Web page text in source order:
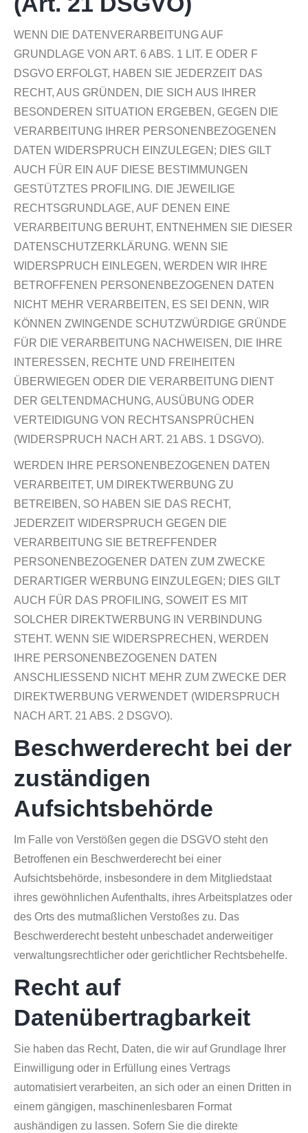
WENN DIE DATENVERARBEITUNG AUF
GRUNDLAGE VON ART. 6 ABS. 1 LIT. E ODER F
DSGVO ERFOLGT, HABEN SIE JEDERZEIT DAS
RECHT, AUS GRÜNDEN, DIE SICH AUS IHRER
BESONDEREN SITUATION ERGEBEN, GEGEN DIE
VERARBEITUNG IHRER PERSONENBEZOGENEN
DATEN WIDERSPRUCH EINZULEGEN; DIES GILT
AUCH FÜR EIN AUF DIESE BESTIMMUNGEN
GESTÜTZTES PROFILING. DIE JEWEILIGE
RECHTSGRUNDLAGE, AUF DENEN EINE
VERARBEITUNG BERUHT, ENTNEHMEN SIE DIESER
DATENSCHUTZERKLÄRUNG. WENN SIE
WIDERSPRUCH EINLEGEN, WERDEN WIR IHRE
BETROFFENEN PERSONENBEZOGENEN DATEN
NICHT MEHR VERARBEITEN, ES SEI DENN, WIR
KÖNNEN ZWINGENDE SCHUTZWÜRDIGE GRÜNDE
FÜR DIE VERARBEITUNG NACHWEISEN, DIE IHRE
INTERESSEN, RECHTE UND FREIHEITEN
ÜBERWIEGEN ODER DIE VERARBEITUNG DIENT
DER GELTENDMACHUNG, AUSÜBUNG ODER
VERTEIDIGUNG VON RECHTSANSPRÜCHEN
(WIDERSPRUCH NACH ART. 21 ABS. 1 DSGVO).
WERDEN IHRE PERSONENBEZOGENEN DATEN
VERARBEITET, UM DIREKTWERBUNG ZU
BETREIBEN, SO HABEN SIE DAS RECHT,
JEDERZEIT WIDERSPRUCH GEGEN DIE
VERARBEITUNG SIE BETREFFENDER
PERSONENBEZOGENER DATEN ZUM ZWECKE
DERARTIGER WERBUNG EINZULEGEN; DIES GILT
AUCH FÜR DAS PROFILING, SOWEIT ES MIT
SOLCHER DIREKTWERBUNG IN VERBINDUNG
STEHT. WENN SIE WIDERSPRECHEN, WERDEN
IHRE PERSONENBEZOGENEN DATEN
ANSCHLIESSEND NICHT MEHR ZUM ZWECKE DER
DIREKTWERBUNG VERWENDET (WIDERSPRUCH
NACH ART. 21 ABS. 2 DSGVO).
Beschwerderecht bei der
zuständigen
Aufsichtsbehörde
Im Falle von Verstößen gegen die DSGVO steht den
Betroffenen ein Beschwerderecht bei einer
Aufsichtsbehörde, insbesondere in dem Mitgliedstaat
ihres gewöhnlichen Aufenthalts, ihres Arbeitsplatzes oder
des Orts des mutmaßlichen Verstoßes zu. Das
Beschwerderecht besteht unbeschadet anderweitiger
verwaltungsrechtlicher oder gerichtlicher Rechtsbehelfe.
Recht auf
Datenübertragbarkeit
Sie haben das Recht, Daten, die wir auf Grundlage Ihrer
Einwilligung oder in Erfüllung eines Vertrags
automatisiert verarbeiten, an sich oder an einen Dritten in
einem gängigen, maschinenlesbaren Format
aushändigen zu lassen. Sofern Sie die direkte